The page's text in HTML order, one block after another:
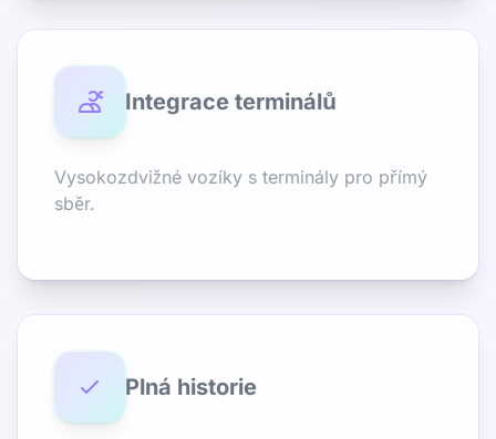
Integrace terminálů
Vysokozdvižné vozíky s terminály pro přímý
sběr.
Plná historie